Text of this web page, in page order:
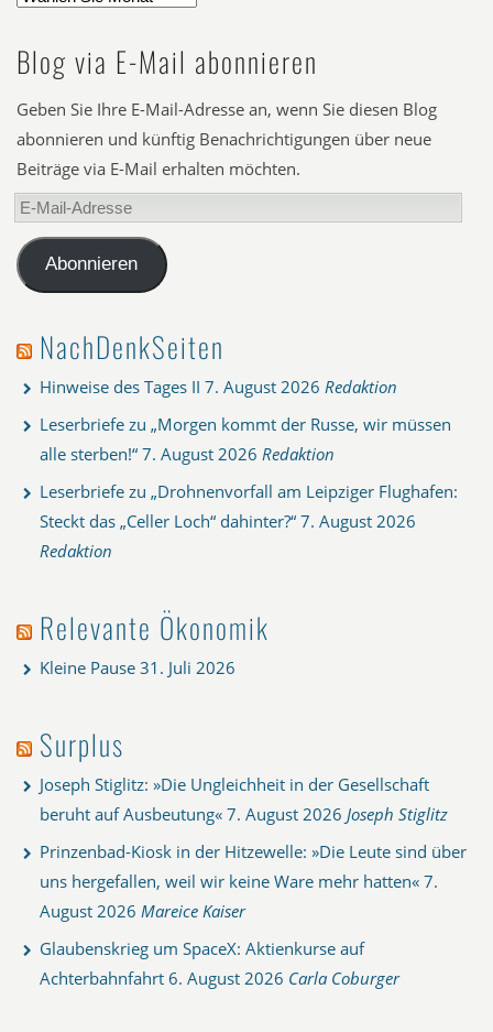
Blog via E-Mail abonnieren
Geben Sie Ihre E-Mail-Adresse an, wenn Sie diesen Blog
abonnieren und künftig Benachrichtigungen über neue
Beiträge via E-Mail erhalten möchten.
E-
Mail-
AdresseAbonnieren
NachDenkSeiten
Hinweise des Tages II 7. August 2026 Redaktion
Leserbriefe zu „Morgen kommt der Russe, wir müssen
alle sterben!“ 7. August 2026 Redaktion
Leserbriefe zu „Drohnenvorfall am Leipziger Flughafen:
Steckt das „Celler Loch“ dahinter?“ 7. August 2026
Redaktion
Relevante Ökonomik
Kleine Pause 31. Juli 2026
Surplus
Joseph Stiglitz: »Die Ungleichheit in der Gesellschaft
beruht auf Ausbeutung« 7. August 2026 Joseph Stiglitz
Prinzenbad-Kiosk in der Hitzewelle: »Die Leute sind über
uns hergefallen, weil wir keine Ware mehr hatten« 7.
August 2026 Mareice Kaiser
Glaubenskrieg um SpaceX: Aktienkurse auf
Achterbahnfahrt 6. August 2026 Carla Coburger